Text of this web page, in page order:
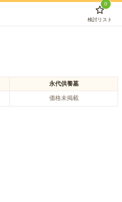
0
検討リスト
永代供養墓
価格未掲載